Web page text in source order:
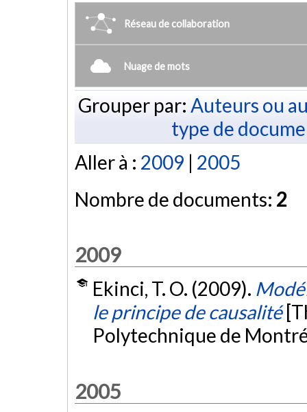
Réseau de collaboration
Nuage de mots
Grouper par: Auteurs ou
type de
Aller à : 2009 | 2005
Nombre de documents: 2
2009
Ekinci, T. O. (2009).
le principe de causalité
Polytechnique de
2005